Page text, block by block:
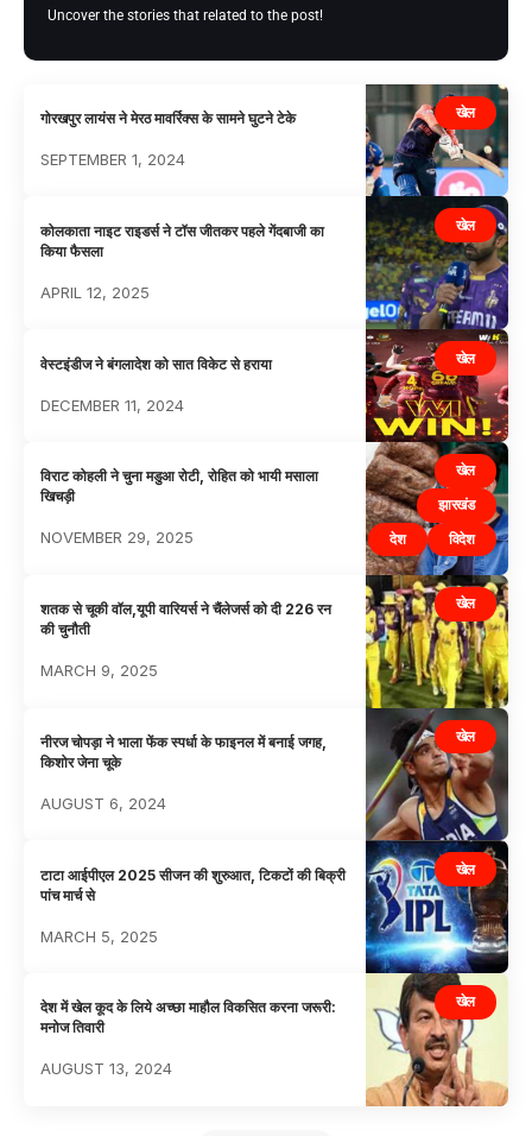
Uncover the stories that related to the post!
खेल
गोरखपुर लायंस ने मेरठ मावर्रिक्स के सामने घुटने टेके
SEPTEMBER 1, 2024
खेल
कोलकाता नाइट राइडर्स ने टॉस जीतकर पहले गेंदबाजी का
किया फैसला
APRIL 12, 2025
खेल
वेस्टइंडीज ने बंगलादेश को सात विकेट से हराया
DECEMBER 11, 2024
खेल
झारखंड
देश
विदेश
विराट कोहली ने चुना मडुआ रोटी, रोहित को भायी मसाला
खिचड़ी
NOVEMBER 29, 2025
खेल
शतक से चूकी वॉल,यूपी वारियर्स ने चैंलेजर्स को दी 226 रन
की चुनौती
MARCH 9, 2025
खेल
नीरज चोपड़ा ने भाला फेंक स्पर्धा के फाइनल में बनाई जगह,
किशोर जेना चूके
AUGUST 6, 2024
खेल
टाटा आईपीएल 2025 सीजन की शुरुआत, टिकटों की बिक्री
पांच मार्च से
MARCH 5, 2025
खेल
देश में खेल कूद के लिये अच्छा माहौल विकसित करना जरूरी:
मनोज तिवारी
AUGUST 13, 2024